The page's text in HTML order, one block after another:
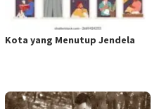
Kota yang Menutup Jendela